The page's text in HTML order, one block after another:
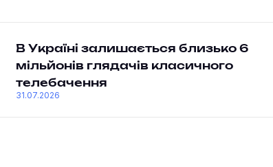
В Україні залишається близько 6
мільйонів глядачів класичного
телебачення
31.07.2026